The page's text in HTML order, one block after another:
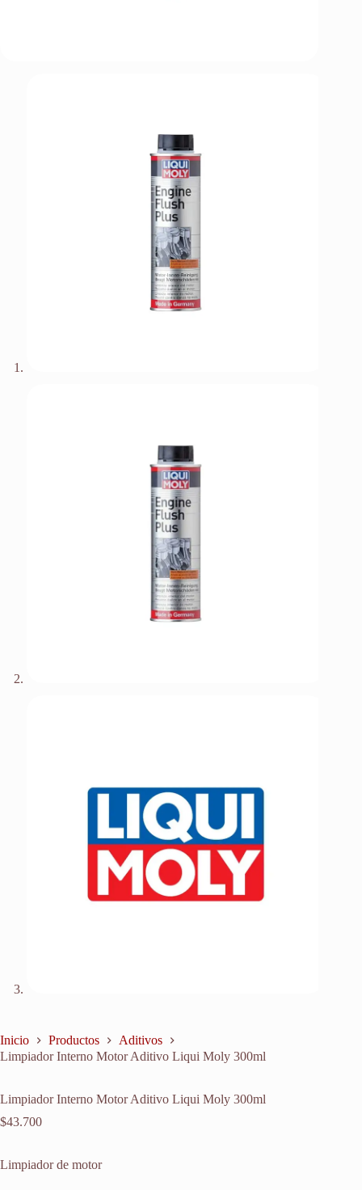
Inicio Productos
Aditivos
Limpiador Interno Motor Aditivo Liqui Moly 300ml
Limpiador Interno Motor Aditivo Liqui Moly 300ml
$43.700
Limpiador de motor